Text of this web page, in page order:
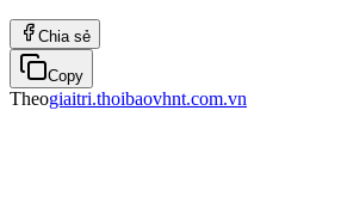
Chia sẻ
Copy
Theogiaitri.thoibaovhnt.com.vn